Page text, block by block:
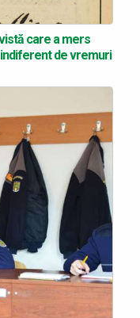
care a mers
de vremuri